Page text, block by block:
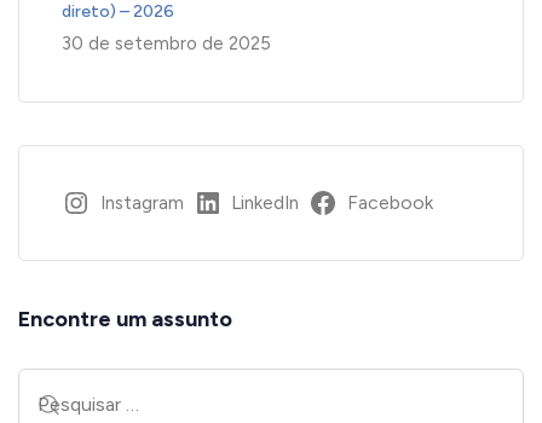
direto) – 2026
30 de setembro de 2025
Instagram LinkedIn Facebook
Encontre um assunto